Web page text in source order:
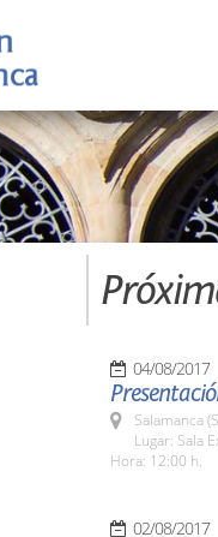
04/08/2017
Salamanca
Lugar: Sala
Hora: 12:00 h.
02/08/2017